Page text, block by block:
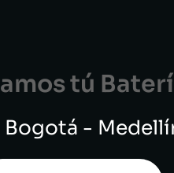
tú
Bogotá -